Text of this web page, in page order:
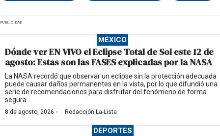
PUBLICIDAD
MÉXICO
Dónde ver EN VIVO el Eclipse Total de Sol este 12 de
agosto: Estas son las FASES explicadas por la NASA
La NASA recordó que observar un eclipse sin la protección adecuada
puede causar daños permanentes en la vista, por lo que difundió una
serie de recomendaciones para disfrutar del fenómeno de forma
segura
8 de agosto, 2026 · Redacción La-Lista
DEPORTES